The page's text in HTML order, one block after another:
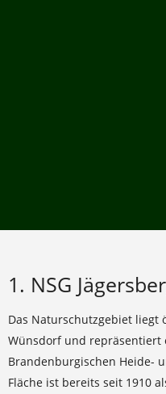
1. NSG
Das Naturschutzgebiet liegt
Wünsdorf und repräsentiert
Brandenburgischen Heide-
Fläche ist bereits seit 1910